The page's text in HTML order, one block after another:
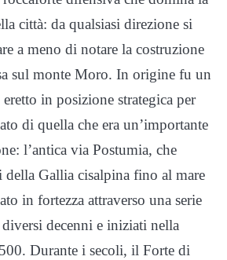
città: da qualsiasi direzione si
a meno di notare la costruzione
sul monte Moro. In origine fu un
in posizione strategica per
di quella che era un’importante
l’antica via Postumia, che
Gallia cisalpina fino al mare
in fortezza attraverso una serie
decenni e iniziati nella
Durante i secoli, il Forte di